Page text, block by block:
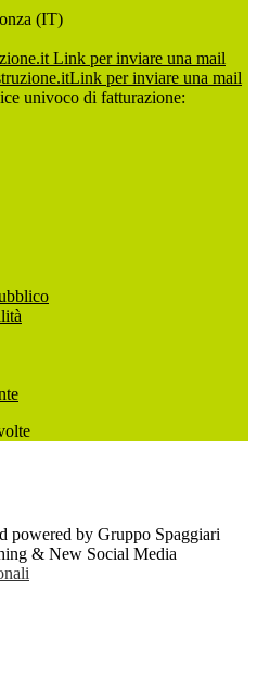
(IT)
Link per inviare una mail
Link per inviare una mail
univoco di fatturazione:
powered by Gruppo Spaggiari
& New Social Media